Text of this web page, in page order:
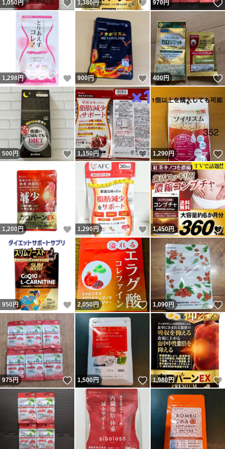
1,050円 いいね！
1,380円 いいね！
970円
1,298円 いいね！
900円 いいね！
400円
500円 いいね！
1,150円 いいね！
1,290円
1,200円 いいね！
1,290円 いいね！
1,450円
950 円 いいね！
2,050円 いいね！
1,090円
975円 いいね！
1,500円 いいね！
1,980円